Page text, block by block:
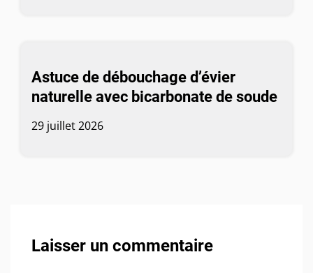
Astuce de débouchage d’évier
naturelle avec bicarbonate de soude
29 juillet 2026
Laisser un commentaire